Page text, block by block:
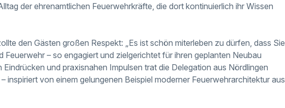
der ehrenamtlichen Feuerwehrkräfte, die dort kontinuierlich ihr Wissen
den Gästen großen Respekt: „Es ist schön miterleben zu dürfen, dass Sie
Feuerwehr – so engagiert und zielgerichtet für ihren geplanten Neubau
Eindrücken und praxisnahen Impulsen trat die Delegation aus Nördlingen
inspiriert von einem gelungenen Beispiel moderner Feuerwehrarchitektur aus